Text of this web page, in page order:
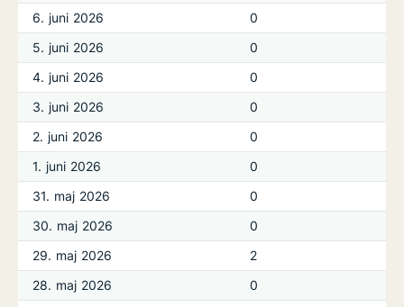
6. juni 2026
0
5. juni 2026
0
4. juni 2026
0
3. juni 2026
0
2. juni 2026
0
1. juni 2026
0
31. maj 2026
0
30. maj 2026
0
29. maj 2026
2
28. maj 2026
0